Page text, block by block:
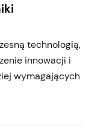
technologią,
innowacji i
wymagających